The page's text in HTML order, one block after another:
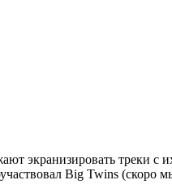
экранизировать треки с
Big Twins (скоро